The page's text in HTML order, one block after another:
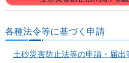
各種法令等に基づく申請
土砂災害防止法等の申請・届出